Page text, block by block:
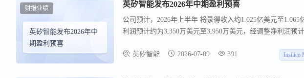
英矽智能发布2026年中
期盈利预喜
财报业绩 英矽智能发布2026年中期盈利预喜
公司预计，2026年上半年 将录得收入约1.025亿美元至
利润预计约为3,350万美元至3,950万美元，经调整净利润预
在2026年上半年在推进全球范围内对外授权、联合开发及
英矽智能 2026-07-09 391 Insilico